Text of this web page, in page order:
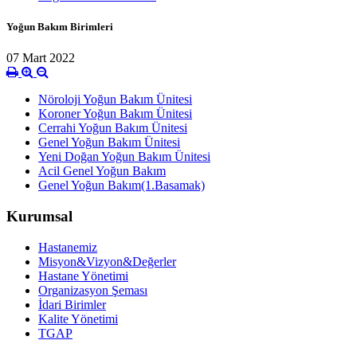
Yoğun Bakım Birimleri
07 Mart 2022
Nöroloji Yoğun Bakım Ünitesi
Koroner Yoğun Bakım Ünitesi
Cerrahi Yoğun Bakım Ünitesi
Genel Yoğun Bakım Ünitesi
Yeni Doğan Yoğun Bakım Ünitesi
Acil Genel Yoğun Bakım
Genel Yoğun Bakım(1.Basamak)
Kurumsal
Hastanemiz
Misyon&Vizyon&Değerler
Hastane Yönetimi
Organizasyon Şeması
İdari Birimler
Kalite Yönetimi
TGAP